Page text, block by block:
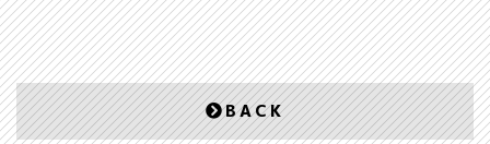
BACK